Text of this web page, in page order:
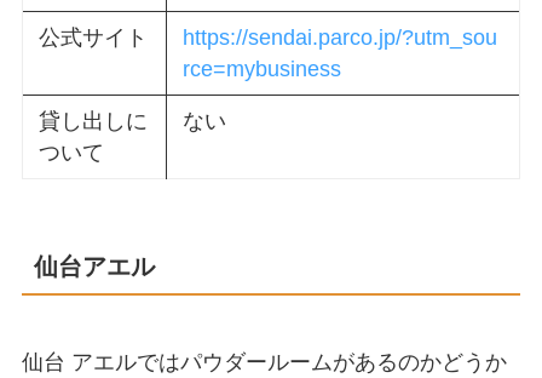
公式サイト
https://sendai.parco.jp/?utm_sou
rce=mybusiness
貸し出しに
ついて
ない
仙台アエル
仙台 アエルではパウダールームがあるのかどうか